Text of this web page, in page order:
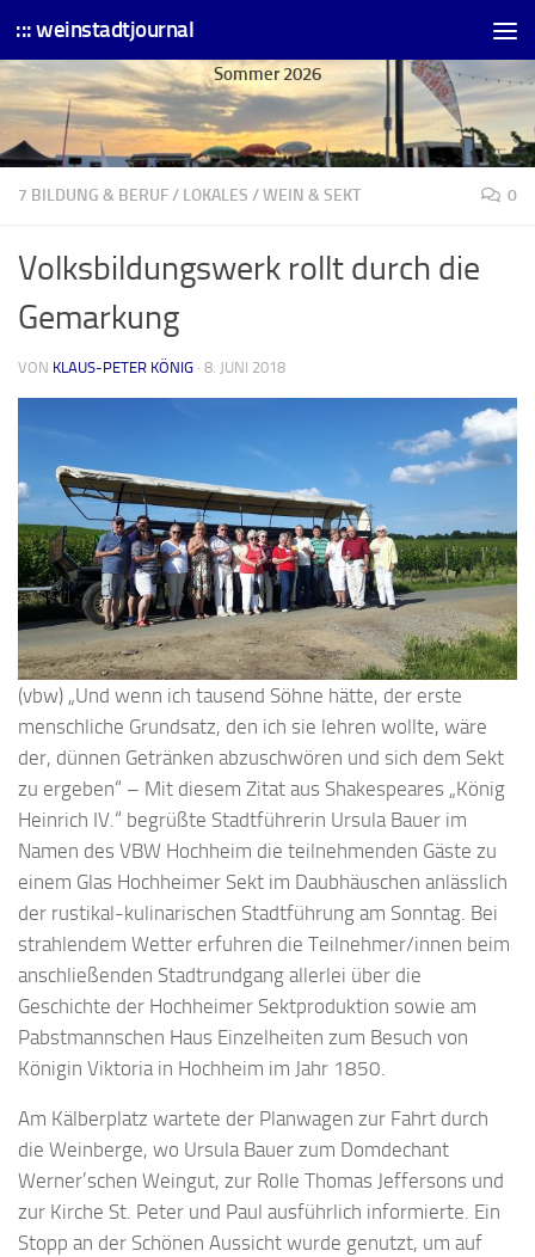
Skip to content
::: weinstadtjournal
Sommer 2026
7 BILDUNG & BERUF/ LOKALES /WEIN & SEKT 0
Volksbildungswerk rollt durch die
Gemarkung
VON KLAUS-PETER KÖNIG · 8. JUNI 2018
(vbw) „Und wenn ich tausend Söhne hätte, der erste
menschliche Grundsatz, den ich sie lehren wollte, wäre
der, dünnen Getränken abzuschwören und sich dem Sekt
zu ergeben“ – Mit diesem Zitat aus Shakespeares „König
Heinrich IV.“ begrüßte Stadtführerin Ursula Bauer im
Namen des VBW Hochheim die teilnehmenden Gäste zu
einem Glas Hochheimer Sekt im Daubhäuschen anlässlich
der rustikal-kulinarischen Stadtführung am Sonntag. Bei
strahlendem Wetter erfuhren die Teilnehmer/innen beim
anschließenden Stadtrundgang allerlei über die
Geschichte der Hochheimer Sektproduktion sowie am
Pabstmannschen Haus Einzelheiten zum Besuch von
Königin Viktoria in Hochheim im Jahr 1850.
Am Kälberplatz wartete der Planwagen zur Fahrt durch
die Weinberge, wo Ursula Bauer zum Domdechant
Werner’schen Weingut, zur Rolle Thomas Jeffersons und
zur Kirche St. Peter und Paul ausführlich informierte. Ein
Stopp an der Schönen Aussicht wurde genutzt, um auf